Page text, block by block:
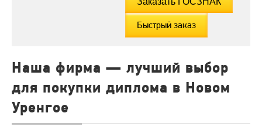
Быстрый заказ
Наша фирма — лучший выбор
для покупки диплома в Новом
Уренгое